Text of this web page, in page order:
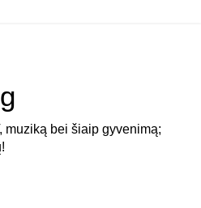
muziką bei šiaip gyvenimą;